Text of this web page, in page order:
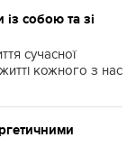
із собою та зі
сучасної
кожного з нас